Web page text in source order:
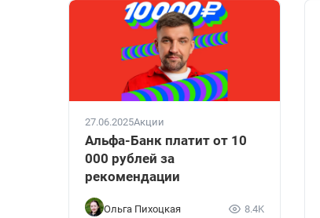
27.06.2025Акции
Альфа-Банк платит от 10
000 рублей за
рекомендации
Ольга Пихоцкая 8.4K